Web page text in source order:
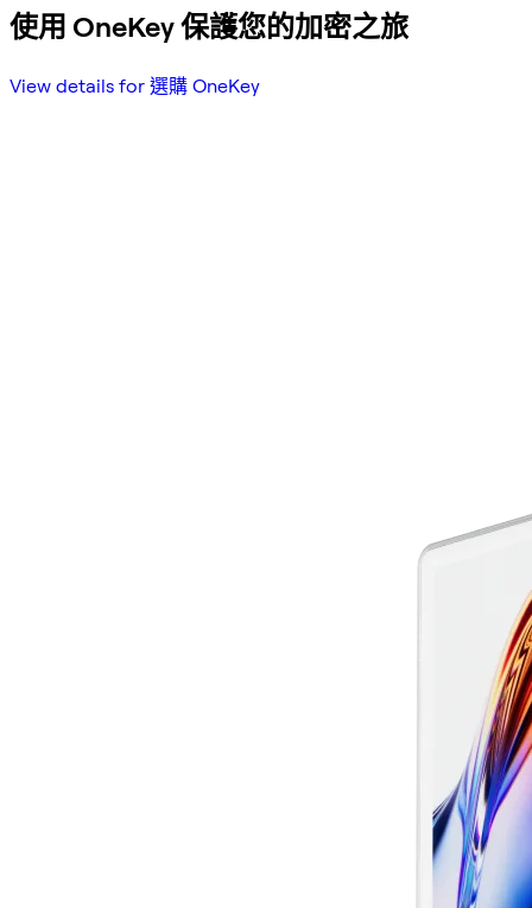
使用 OneKey 保護您的加密之旅
View details for 選購 OneKey